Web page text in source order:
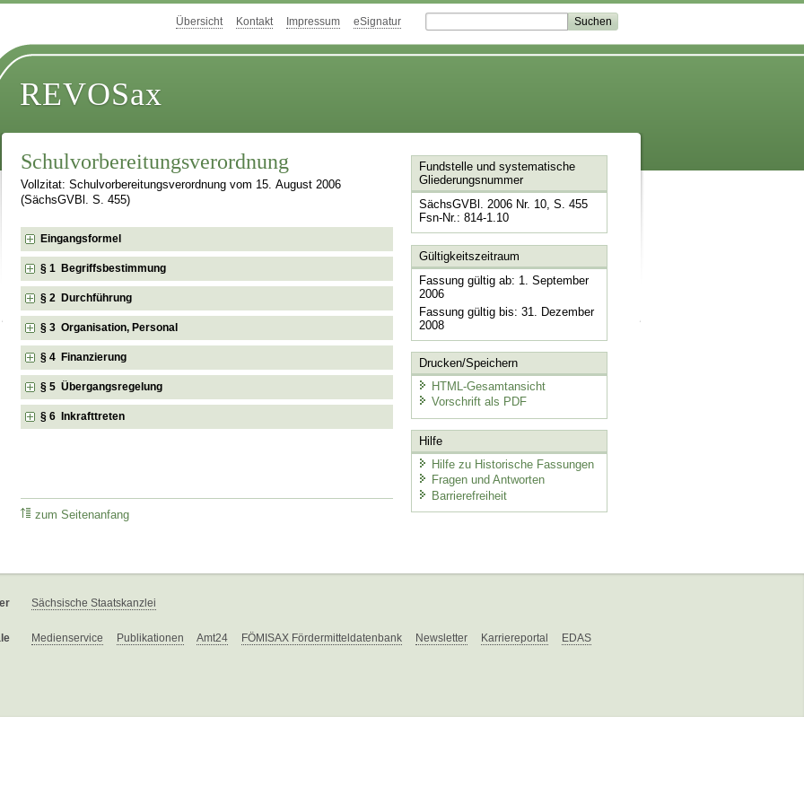
Übersicht Kontakt Impressum eSignatur
REVOSax
Schulvorbereitungsverordnung
Vollzitat: Schulvorbereitungsverordnung vom 15. August 2006
(SächsGVBl. S. 455)
Eingangsformel
§ 1 Begriffsbestimmung
§ 2 Durchführung
§ 3 Organisation, Personal
§ 4 Finanzierung
§ 5 Übergangsregelung
§ 6 Inkrafttreten
zum Seitenanfang
Fundstelle und systematische
Gliederungsnummer
SächsGVBl. 2006 Nr. 10, S. 455
Fsn-Nr.: 814-1.10
Gültigkeitszeitraum
Fassung gültig ab: 1. September
2006
Fassung gültig bis: 31. Dezember
2008
Drucken/Speichern
HTML-Gesamtansicht
Vorschrift als PDF
Hilfe
Hilfe zu Historische Fassungen
Fragen und Antworten
Barrierefreiheit
Sächsische Staatskanzlei
Medienservice Publikationen Amt24 FÖMISAX Fördermitteldatenbank Newsletter Karriereportal EDAS